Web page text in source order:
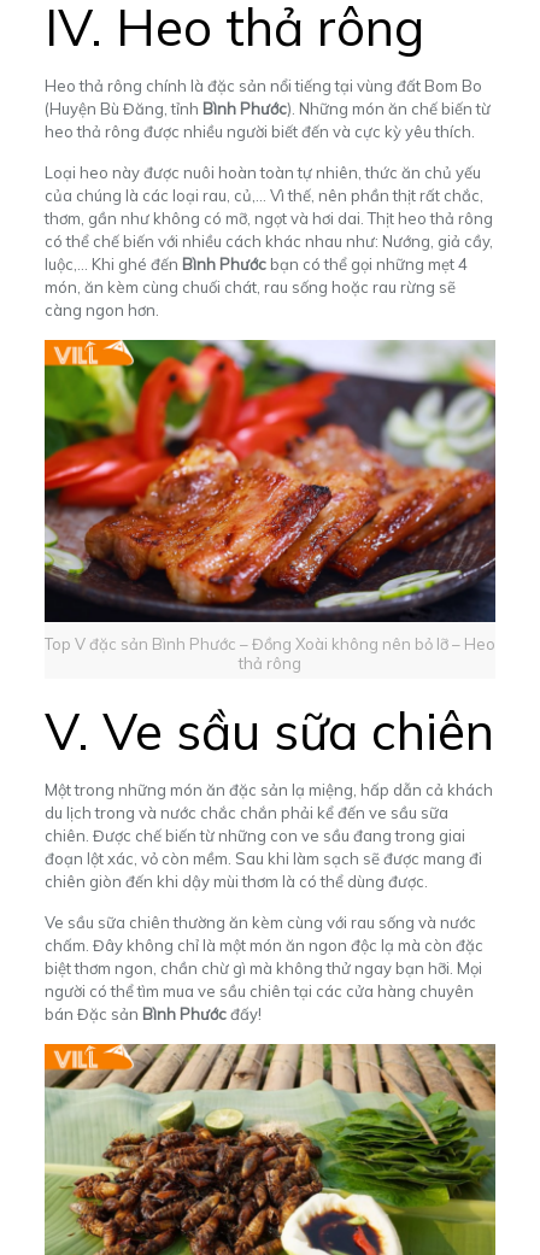
IV. Heo thả rông
Heo thả rông chính là đặc sản nổi tiếng tại vùng đất Bom Bo
(Huyện Bù Đăng, tỉnh Bình Phước). Những món ăn chế biến từ
heo thả rông được nhiều người biết đến và cực kỳ yêu thích.
Loại heo này được nuôi hoàn toàn tự nhiên, thức ăn chủ yếu
của chúng là các loại rau, củ,… Vì thế, nên phầnthịt rất chắc,
thơm, gần như không có mỡ, ngọt và hơi dai. Thịt heo thả rông
có thể chế biến với nhiều cách khác nhau như: Nướng, giả cầy,
luộc,… Khi ghé đến Bình Phướcbạn có thể gọi những mẹt 4
món, ăn kèm cùng chuối chát, rau sống hoặc rau rừng sẽ
càng ngon hơn.
Top V đặc sản Bình Phước – Đồng Xoài không nên bỏ lỡ – Heo
thả rông
V. Ve sầu sữa chiên
Một trong những món ăn đặc sản lạ miệng, hấp dẫn cả khách
du lịch trong và nước chắc chắn phải kể đến ve sầu sữa
chiên. Được chế biến từ những con ve sầu đang trong giai
đoạn lột xác, vỏ còn mềm. Sau khi làm sạch sẽ được mang đi
chiên giòn đến khi dậy mùi thơm là có thể dùng được.
Ve sầu sữa chiên thường ăn kèm cùng với rau sống và nước
chấm. Đây không chỉ là một món ăn ngon độc lạ mà còn đặc
biệt thơm ngon, chần chừ gì mà không thử ngay bạn hỡi. Mọi
người có thể tìm mua ve sầu chiên tại các cửa hàng chuyên
bán Đặc sản Bình Phướcđấy!